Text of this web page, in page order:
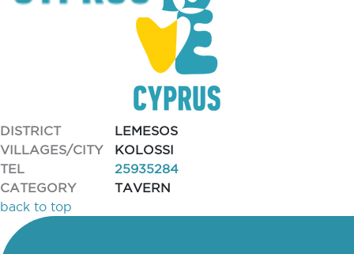
DISTRICT
LEMESOS
VILLAGES/CITY
KOLOSSI
TEL
25935284
CATEGORY
TAVERN
back to top